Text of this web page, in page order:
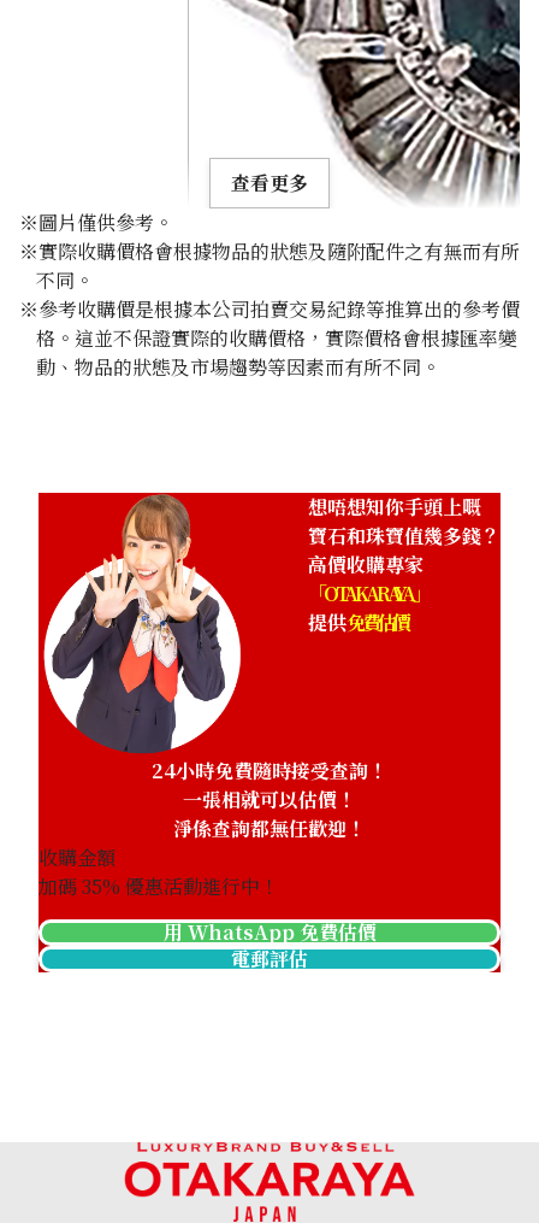
Alexandrite ring 1.113ct
參考回收價
Alexandrite necklace 1.53 ct
查看更多
※圖片僅供參考。
※實際收購價格會根據物品的狀態及隨附配件之有無而有所
不同。
※參考收購價是根據本公司拍賣交易紀錄等推算出的參考價
格。這並不保證實際的收購價格，實際價格會根據匯率變
動、物品的狀態及市場趨勢等因素而有所不同。
想唔想知你手頭上嘅
寶石和珠寶值幾多錢？
高價收購專家
「OTAKARAYA」
提供免費估價
24小時免費隨時接受查詢！
一張相就可以估價！
淨係查詢都無任歡迎！
收購金額
加碼35% 優惠活動進行中！
用 WhatsApp 免費估價
電郵評估